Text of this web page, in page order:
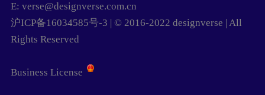
E: verse@designverse.com.cn
沪ICP备16034585号-3 | © 2016-2022 designverse | All
Rights Reserved
Business License